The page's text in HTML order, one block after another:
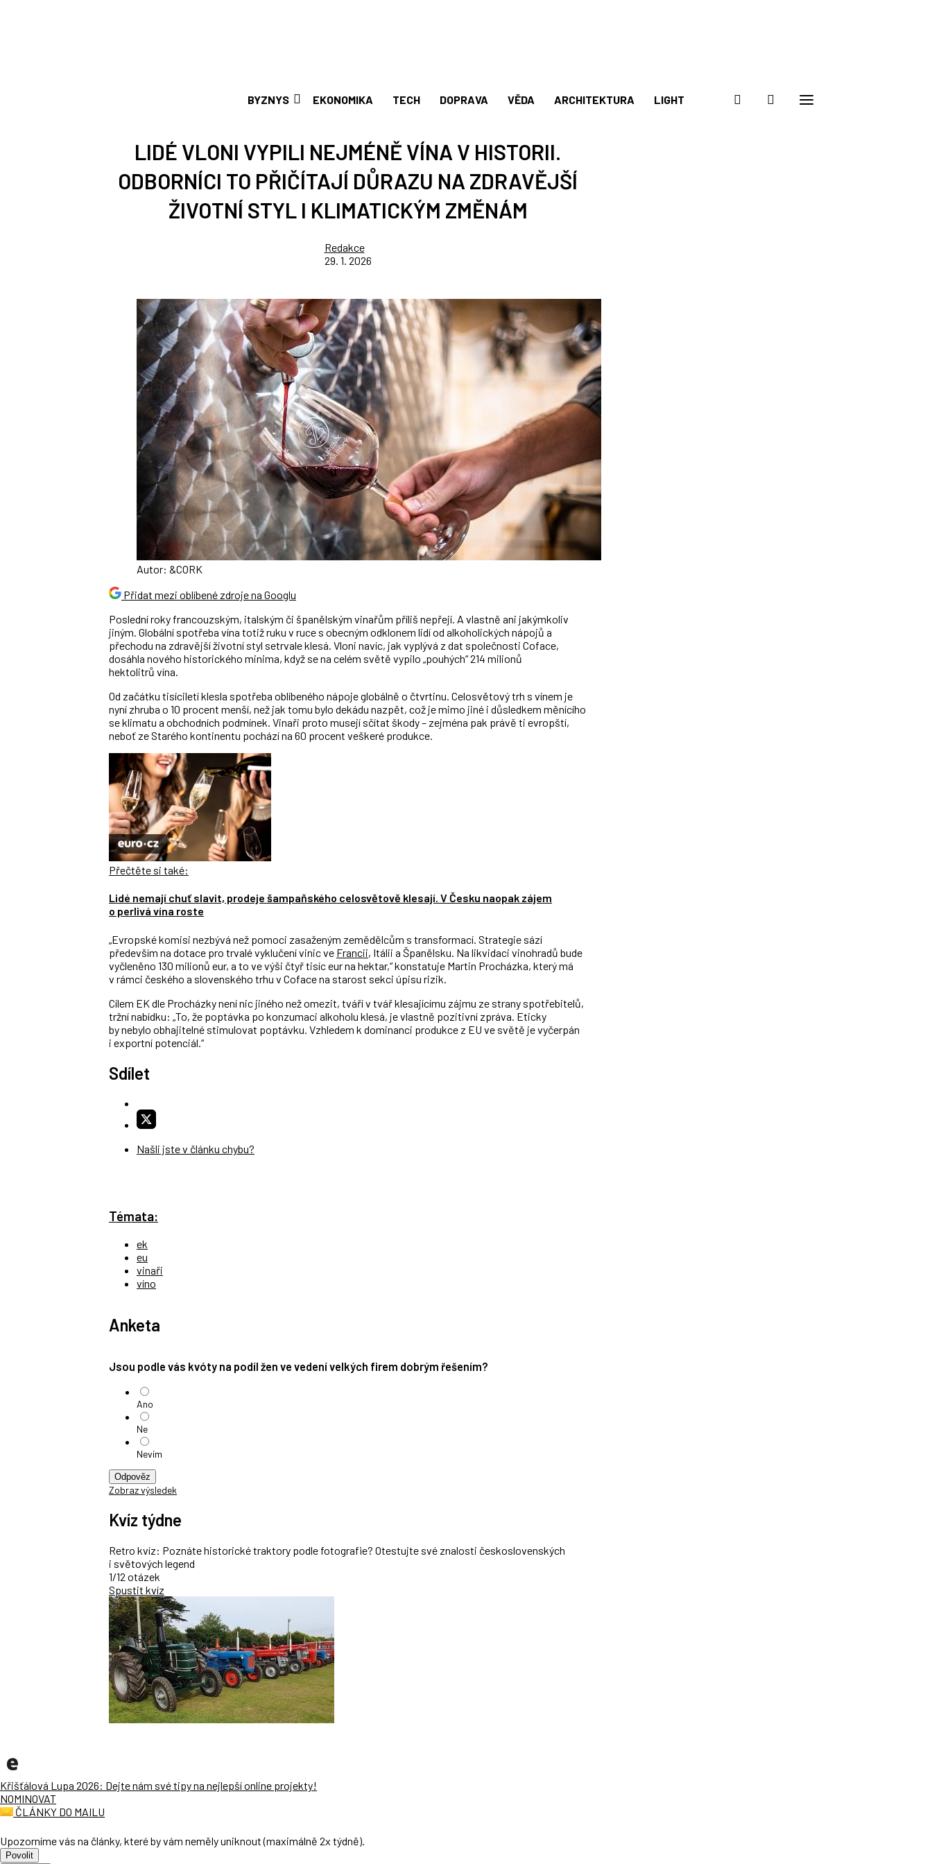
BYZNYS EKONOMIKA TECH DOPRAVA VĚDA ARCHITEKTURA LIGHT
LIDÉ VLONI VYPILI NEJMÉNĚ VÍNA V HISTORII.
ODBORNÍCI TO PŘIČÍTAJÍ DŮRAZU NA ZDRAVĚJŠÍ
ŽIVOTNÍ STYL I KLIMATICKÝM ZMĚNÁM
Redakce
29. 1. 2026
Autor: &CORK
Přidat mezi oblíbené zdroje na Googlu
Poslední roky francouzským, italským či španělským vinařům příliš nepřejí. A vlastně ani jakýmkoliv
jiným. Globální spotřeba vína totiž ruku v ruce s obecným odklonem lidí od alkoholických nápojů a
přechodu na zdravější životní styl setrvale klesá. Vloni navíc, jak vyplývá z dat společnosti Coface,
dosáhla nového historického minima, když se na celém světě vypilo „pouhých“ 214 milionů
hektolitrů vína.
Od začátku tisíciletí klesla spotřeba oblíbeného nápoje globálně o čtvrtinu. Celosvětový trh s vínem je
nyní zhruba o 10 procent menší, než jak tomu bylo dekádu nazpět, což je mimo jiné i důsledkem měnícího
se klimatu a obchodních podmínek. Vinaři proto musejí sčítat škody – zejména pak právě ti evropští,
neboť ze Starého kontinentu pochází na 60 procent veškeré produkce.
Přečtěte si také:
Lidé nemají chuť slavit, prodeje šampaňského celosvětově klesají. V Česku naopak zájem
o perlivá vína roste
„Evropské komisi nezbývá než pomoci zasaženým zemědělcům s transformací. Strategie sází
především na dotace pro trvalé vyklučení vinic ve Francii, Itálii a Španělsku. Na likvidaci vinohradů bude
vyčleněno 130 milionů eur, a to ve výši čtyř tisíc eur na hektar,“ konstatuje Martin Procházka, který má
v rámci českého a slovenského trhu v Coface na starost sekci úpisu rizik.
Cílem EK dle Procházky není nic jiného než omezit, tváří v tvář klesajícímu zájmu ze strany spotřebitelů,
tržní nabídku: „To, že poptávka po konzumaci alkoholu klesá, je vlastně pozitivní zpráva. Eticky
by nebylo obhajitelné stimulovat poptávku. Vzhledem k dominanci produkce z EU ve světě je vyčerpán
i exportní potenciál.“
Sdílet
Našli jste v článku chybu?
Témata:
ek
eu
vinaři
víno
Anketa
Jsou podle vás kvóty na podíl žen ve vedení velkých firem dobrým řešením?
Ano
Ne
Nevím
Odpověz
Zobraz výsledek
Kvíz týdne
Retro kvíz: Poznáte historické traktory podle fotografie? Otestujte své znalosti československých
i světových legend
1/12 otázek
Spustit kvíz
Křišťálová Lupa 2026: Dejte nám své tipy na nejlepší online projekty!
NOMINOVAT
ČLÁNKY DO MAILU
Upozorníme vás na články, které by vám neměly uniknout (maximálně 2x týdně).
Povolit